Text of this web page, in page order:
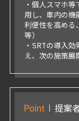
・個人スマホ
用し、車内の機
利便性を高める
等）
・SRTの導入
え、次の施策展
提案